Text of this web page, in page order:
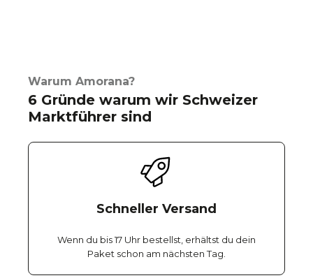
Warum Amorana?
6 Gründe warum wir Schweizer
Marktführer sind
Schneller Versand
Wenn du bis 17 Uhr bestellst, erhältst du dein
Paket schon am nächsten Tag.